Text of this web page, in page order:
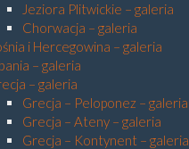
Jeziora Plitwickie – galeria
Chorwacja – galeria
i Hercegowina – galeria
– galeria
– galeria
Grecja – Peloponez – galeria
Grecja – Ateny – galeria
Grecja – Kontynent – galeria